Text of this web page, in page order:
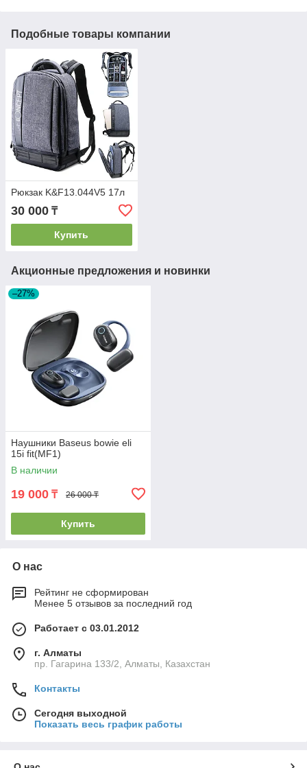
Подобные товары компании
Рюкзак K&F13.044V5 17л
30 000 ₸
Купить
Акционные предложения и новинки
–27%
Наушники Baseus bowie eli
15i fit(MF1)
В наличии
19 000 ₸ 26 000 ₸
Купить
О нас
Рейтинг не сформирован
Менее 5 отзывов за последний год
Работает с 03.01.2012
г. Алматы
пр. Гагарина 133/2, Алматы, Казахстан
Контакты
Сегодня выходной
Показать весь график работы